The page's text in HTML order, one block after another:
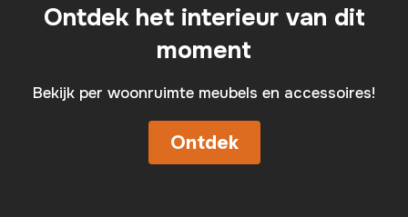
Ontdek het interieur van dit
moment
Bekijk per woonruimte meubels en accessoires!
Ontdek